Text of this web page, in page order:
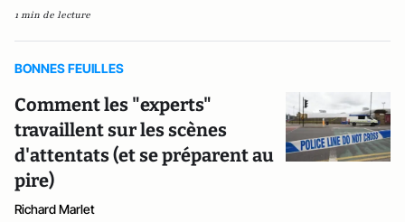
1 min de lecture
BONNES FEUILLES
Comment les "experts"
travaillent sur les scènes
d'attentats (et se préparent au
pire)
Richard Marlet